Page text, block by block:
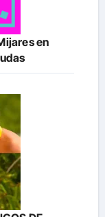
en